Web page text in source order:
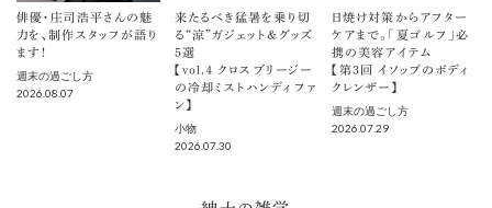
俳優・庄司浩平さんの魅
力を、制作スタッフが語り
ます！
週末の過ごし方
2026.08.07
来たるべき猛暑を乗り切
る“涼”ガジェット＆グッズ
5選
【vol.４ クロスブリージー
の冷却ミストハンディファ
ン】
小物
2026.07.30
日焼け対策からアフター
ケアまで。「夏ゴルフ」必
携の美容アイテム
【第3回 イソップのボディ
クレンザー】
週末の過ごし方
2026.07.29